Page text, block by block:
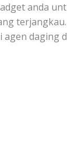
anda
agen daging